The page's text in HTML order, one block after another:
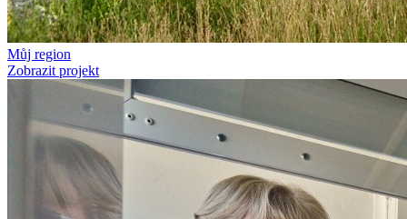
Můj region
Zobrazit projekt